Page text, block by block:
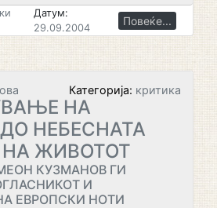
Датум:
29.09.2004
Повеќе...
Категорија: критика
НА
НЕБЕСНАТА
ЖИВОТОТ
КУЗМАНОВ ГИ
И
ЕВРОПСКИ НОТИ